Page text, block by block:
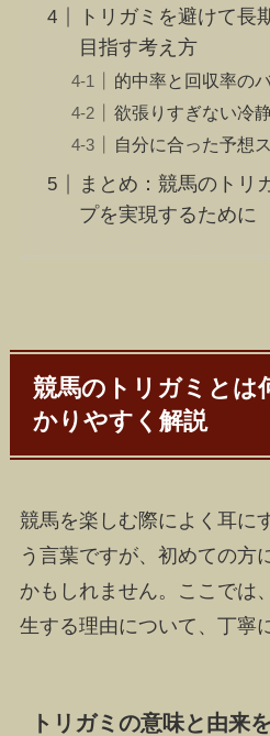
トリガミを避けて長
目指す考え方
的中率と回収率の
欲張りすぎない冷
自分に合った予想
まとめ：競馬のトリ
プを実現するために
競馬のトリガミとは
かりやすく解説
競馬を楽しむ際によく耳に
う言葉ですが、初めての方
かもしれません。ここでは
生する理由について、丁寧
トリガミの意味と由来